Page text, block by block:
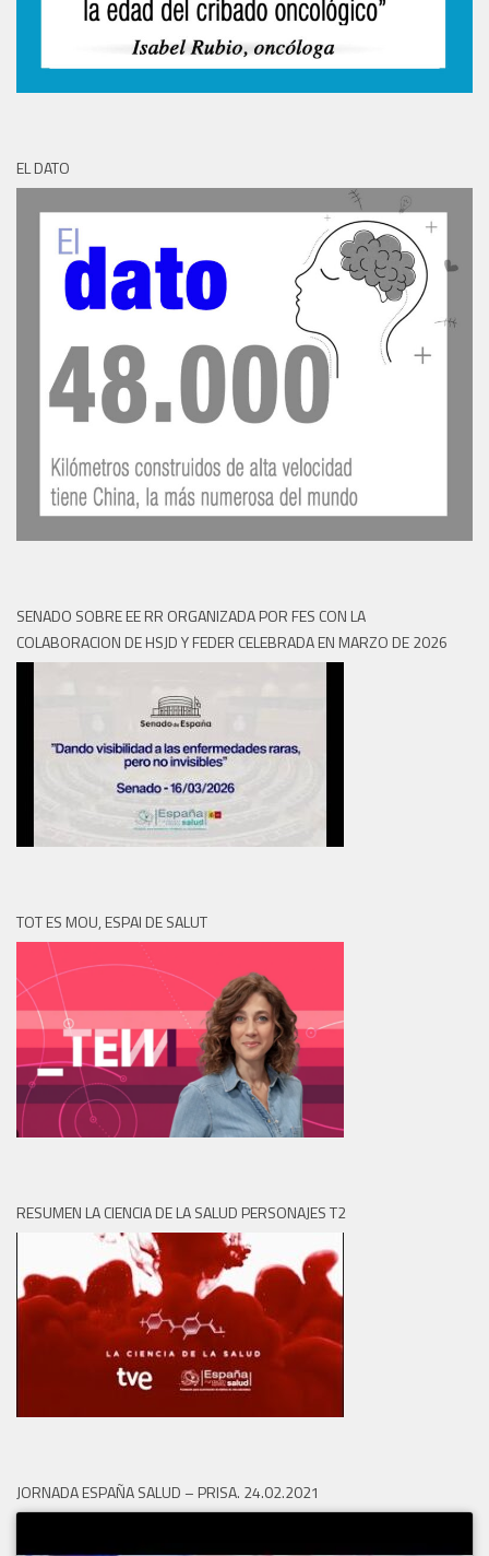
EL DATO
SENADO SOBRE EE RR ORGANIZADA POR FES CON LA
COLABORACION DE HSJD Y FEDER CELEBRADA EN MARZO DE 2026
TOT ES MOU, ESPAI DE SALUT
RESUMEN LA CIENCIA DE LA SALUD PERSONAJES T2
JORNADA ESPAÑA SALUD – PRISA. 24.02.2021